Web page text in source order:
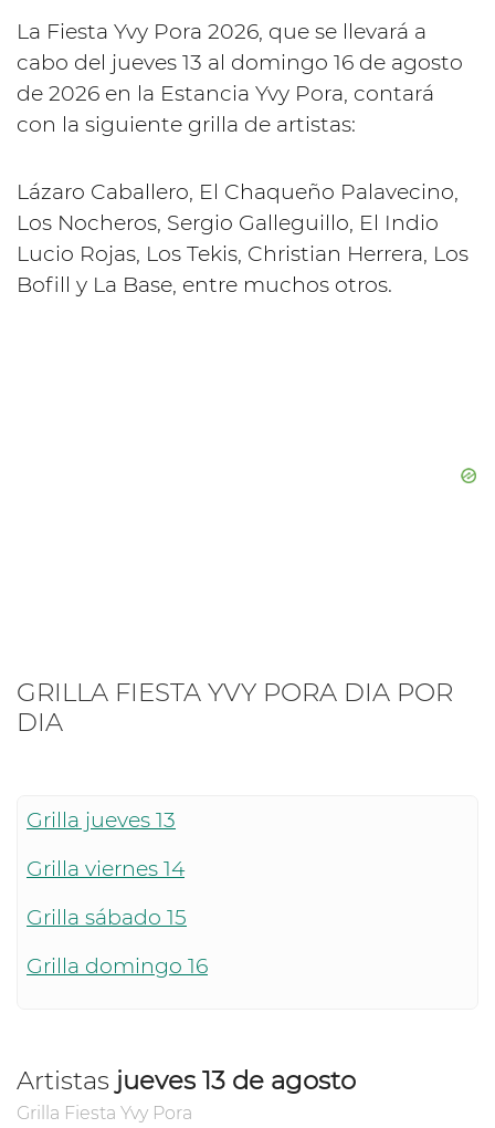
La Fiesta Yvy Pora 2026, que se llevará a
cabo del jueves 13 al domingo 16 de agosto
de 2026 en la Estancia Yvy Pora, contará
con la siguiente grilla de artistas:
Lázaro Caballero, El Chaqueño Palavecino,
Los Nocheros, Sergio Galleguillo, El Indio
Lucio Rojas, Los Tekis, Christian Herrera, Los
Bofill y La Base, entre muchos otros.
GRILLA FIESTA YVY PORA DIA POR
DIA
Grilla jueves 13
Grilla viernes 14
Grilla sábado 15
Grilla domingo 16
Artistas jueves 13 de agosto
Grilla Fiesta Yvy Pora